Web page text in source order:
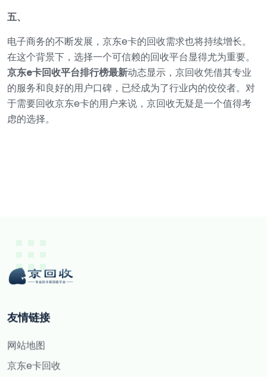
五、
电子商务的不断发展，京东e卡的回收需求也将持续增长。
在这个背景下，选择一个可信赖的回收平台显得尤为重要。
京东e卡回收平台排行榜最新动态显示，京回收凭借其专业
的服务和良好的用户口碑，已经成为了行业内的佼佼者。对
于需要回收京东e卡的用户来说，京回收无疑是一个值得考
虑的选择。
友情链接
网站地图
京东e卡回收